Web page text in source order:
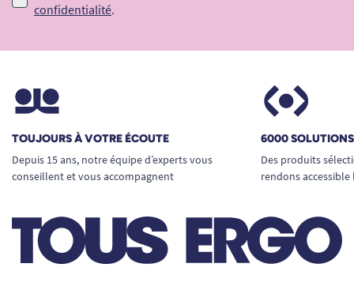
confidentialité.
TOUJOURS À VOTRE ÉCOUTE
Depuis 15 ans, notre équipe d’experts vous
conseillent et vous accompagnent
6000
Des produits
rendons